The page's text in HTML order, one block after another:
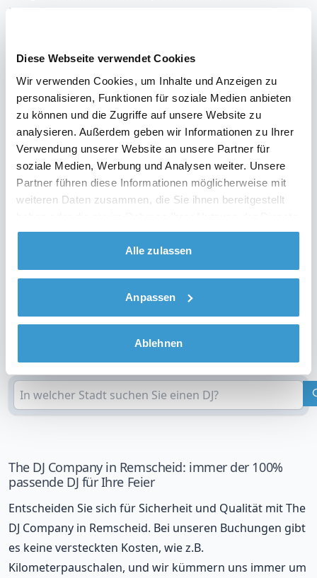
Diese Webseite verwendet Cookies
Wir verwenden Cookies, um Inhalte und Anzeigen zu
personalisieren, Funktionen für soziale Medien anbieten
zu können und die Zugriffe auf unsere Website zu
analysieren. Außerdem geben wir Informationen zu Ihrer
Verwendung unserer Website an unsere Partner für
soziale Medien, Werbung und Analysen weiter. Unsere
Partner führen diese Informationen möglicherweise mit
weiteren Daten zusammen, die Sie ihnen bereitgestellt
gesammelt haben.
Alle zulassen
Anpassen
Ablehnen
Remscheid, der sich nahtlos an Ihre musikalischen
Mit unseren DJs, die in Remscheid auflegen, werden Sie
Unsere DJs gehören zu den meistgebuchten in
Remscheid, mit einer durchschnittlichen Bewertung
von 9,2. Und im unwahrscheinlichen Fall, dass Sie mit
Ihrem DJ nicht zufrieden sind? Erhalten Sie Ihr Geld
zurück.
Sehen Sie sich das Video über unsere Arbeitsweise
an
Überprüfen Sie Ihren Standort
The DJ Company in Remscheid: immer der 100%
passende DJ für Ihre Feier
Entscheiden Sie sich für Sicherheit und Qualität mit The
DJ Company in Remscheid. Bei unseren Buchungen gibt
es keine versteckten Kosten, wie z.B.
Kilometerpauschalen, und wir kümmern uns immer um